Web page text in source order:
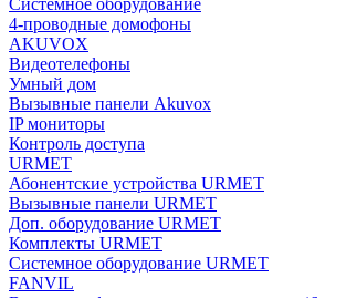
Системное оборудование
4-проводные домофоны
AKUVOX
Видеотелефоны
Умный дом
Вызывные панели Akuvox
IP мониторы
Контроль доступа
URMET
Абонентские устройства URMET
Вызывные панели URMET
Доп. оборудование URMET
Комплекты URMET
Системное оборудование URMET
FANVIL